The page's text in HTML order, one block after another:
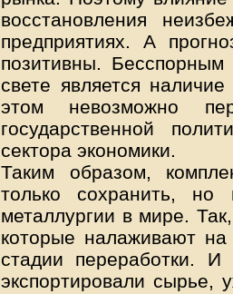
восстановления
предприятиях. А
позитивны.
свете является
этом невозможно
государственной
сектора экономики.
Таким образом,
только сохранить, но
металлургии в мире.
которые налаживают
стадии переработки.
экспортировали сырье,